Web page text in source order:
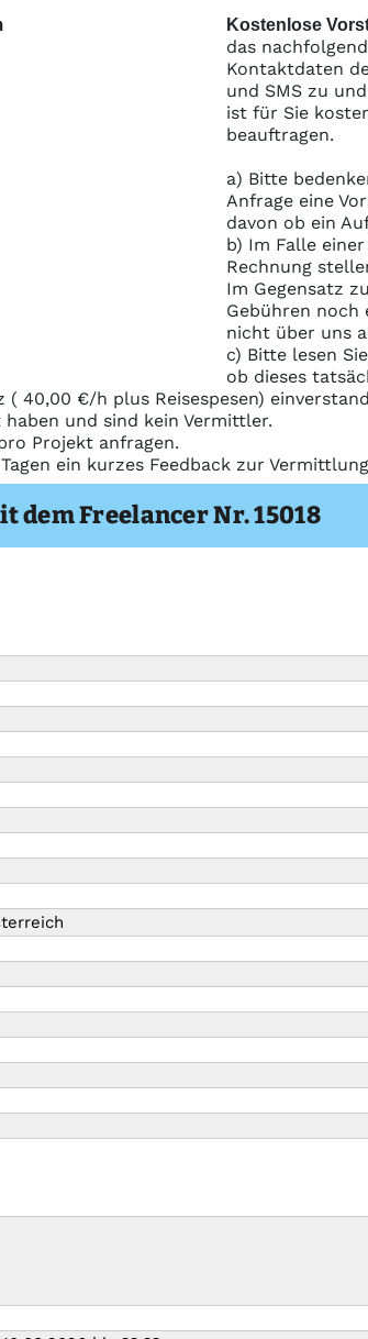
Kostenlose
das
Kontaktdaten
und SMS zu
ist für Sie
beauftragen.
a) Bitte
Anfrage eine
davon ob ein
b) Im Falle
Rechnung
Im Gegensatz
Gebühren noch
nicht über uns
c) Bitte lesen
ob dieses
40,00 €/h plus Reisespesen)
und sind kein Vermittler.
Projekt anfragen.
ein kurzes Feedback zur
dem Freelancer Nr. 15018